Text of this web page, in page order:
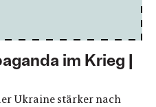
im Krieg |
Ukraine stärker nach